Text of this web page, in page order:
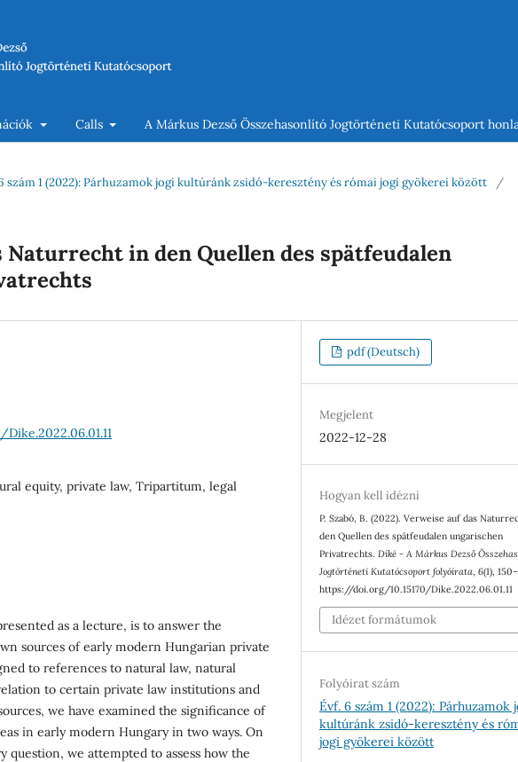
Calls A Márkus Dezső Összehasonlító Jogtörténeti Kutatócsoport
szám 1 (2022): Párhuzamok jogi kultúránk zsidó-keresztény és római jogi gyökerei között
/
Naturrecht in den Quellen des spätfeudalen
equity, private law, Tripartitum, legal
as a lecture, is to answer the
sources of early modern Hungarian private
to references to natural law, natural
to certain private law institutions and
we have examined the significance of
in early modern Hungary in two ways. On
question, we attempted to assess how the
pdf (Deutsch)
Megjelent
2022-12-28
Hogyan kell idézni
P. Szabó, B. (2022). Verweise auf das
den Quellen des spätfeudalen ungarischen
Privatrechts.Díké - A Márkus Dezső
Jogtörténeti Kutatócsoport folyóirata,6(1),
https://doi.org/10.15170/Dike.2022.06.01.11
Idézet formátumok
Folyóirat szám
Évf. 6 szám 1 (2022): Párhuzamok
kultúránk zsidó-keresztény és
jogi gyökerei között